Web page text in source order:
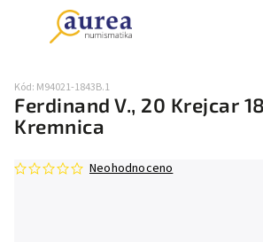
Ferdinand V., 20 Krejcar
Kremnica
Kód: M94021-1843B.1
Neohodnoceno